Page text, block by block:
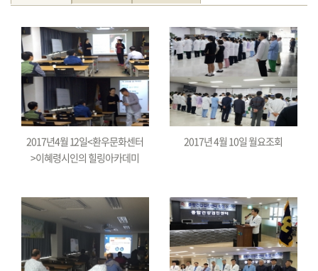
2017년4월 12일<환우문화센터
>이혜령시인의 힐링아카데미
2017년 4월 10일 월요조회